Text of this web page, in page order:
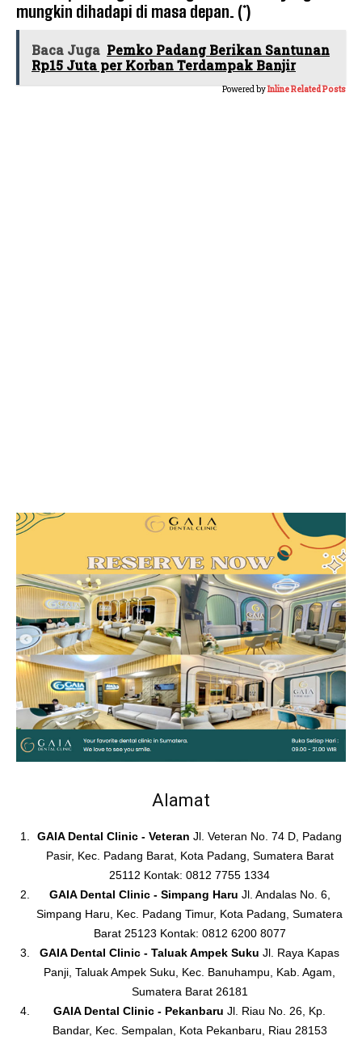
mungkin dihadapi di masa depan. (*)
Baca Juga Pemko Padang Berikan Santunan
Rp15 Juta per Korban Terdampak Banjir
Powered byInline Related Posts
Alamat
GAIA Dental Clinic - Veteran Jl. Veteran No. 74 D, Padang
Pasir, Kec. Padang Barat, Kota Padang, Sumatera Barat
25112 Kontak: 0812 7755 1334
GAIA Dental Clinic - Simpang Haru Jl. Andalas No. 6,
Simpang Haru, Kec. Padang Timur, Kota Padang, Sumatera
Barat 25123 Kontak: 0812 6200 8077
GAIA Dental Clinic - Taluak Ampek Suku Jl. Raya Kapas
Panji, Taluak Ampek Suku, Kec. Banuhampu, Kab. Agam,
Sumatera Barat 26181
GAIA Dental Clinic - Pekanbaru Jl. Riau No. 26, Kp.
Bandar, Kec. Sempalan, Kota Pekanbaru, Riau 28153